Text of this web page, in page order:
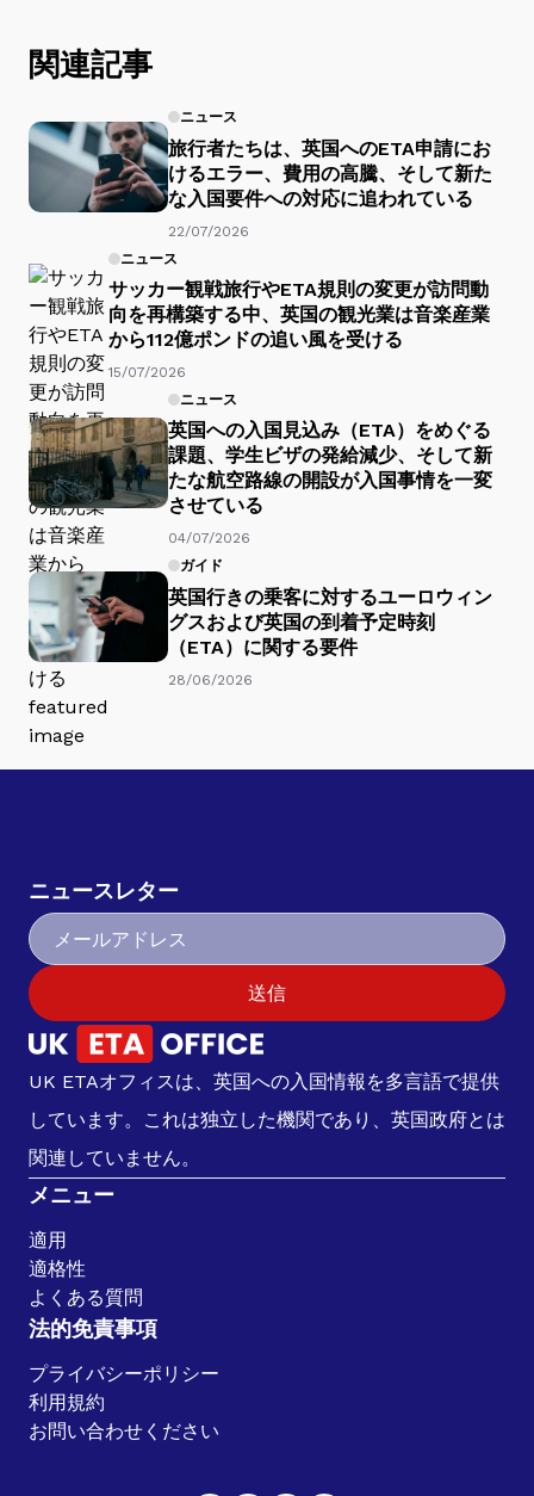
関連記事
ニュース
旅行者たちは、英国へのETA申請にお
けるエラー、費用の高騰、そして新た
な入国要件への対応に追われている
22/07/2026
ニュース
サッカー観戦旅行やETA規則の変更が訪問動
向を再構築する中、英国の観光業は音楽産業
から112億ポンドの追い風を受ける
15/07/2026
ニュース
英国への入国見込み（ETA）をめぐる
課題、学生ビザの発給減少、そして新
たな航空路線の開設が入国事情を一変
させている
04/07/2026
ガイド
英国行きの乗客に対するユーロウィン
グスおよび英国の到着予定時刻
（ETA）に関する要件
28/06/2026
ニュースレター
送信
UK ETAオフィスは、英国への入国情報を多言語で提供
しています。これは独立した機関であり、英国政府とは
関連していません。
メニュー
適用
適格性
よくある質問
法的免責事項
プライバシーポリシー
利用規約
お問い合わせください